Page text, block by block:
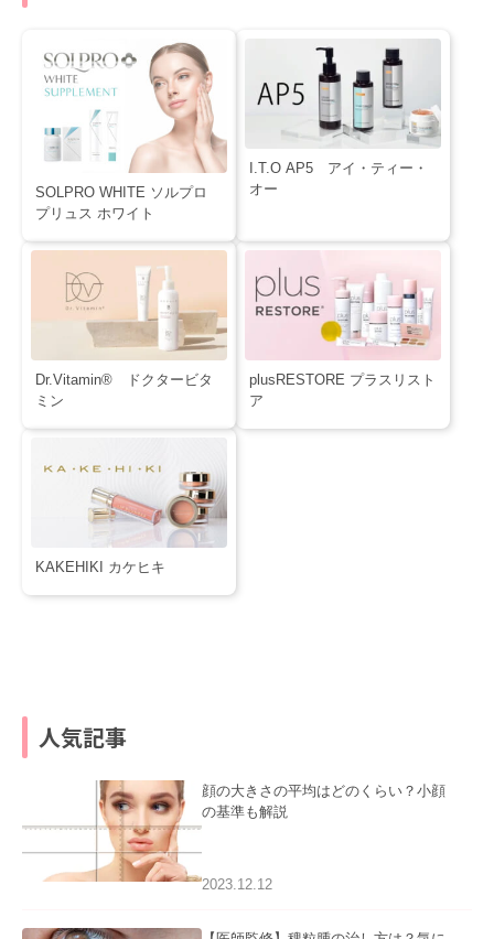
SOLPRO WHITE ソルプロ
プリュス ホワイト
I.T.O AP5 アイ・ティー・
オー
Dr.Vitamin® ドクタービタ
ミン
plusRESTORE プラスリスト
ア
KAKEHIKI カケヒキ
人気記事
顔の大きさの平均はどのくらい？小顔
の基準も解説
2023.12.12